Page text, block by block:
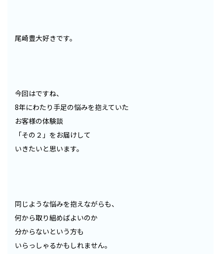
尾崎豊大好きです。
今回はですね、
8年にわたり手足の悩みを抱えていた
お客様の体験談
「その２」をお届けして
いきたいと思います。
同じような悩みを抱えながらも、
何から取り組めばよいのか
分からないという方も
いらっしゃるかもしれません。